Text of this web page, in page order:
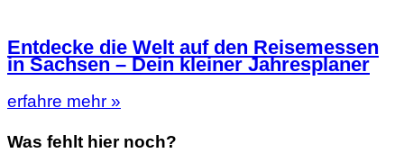
Entdecke die Welt auf den Reisemessen
in Sachsen – Dein kleiner Jahresplaner
erfahre mehr »
Was fehlt hier noch?